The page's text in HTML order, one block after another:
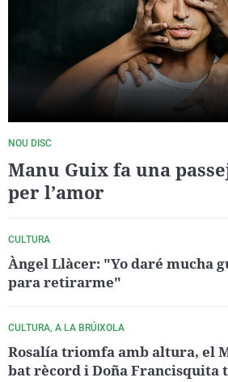
NOU DISC
Manu Guix fa una
per l’amor
CULTURA
Àngel Llàcer: "Yo daré mucha
para retirarme"
CULTURA, A LA BRÚIXOLA
Rosalía triomfa amb altura, el
bat rècord i Doña Francisquita